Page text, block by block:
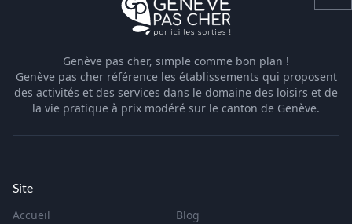
Genève pas cher, simple comme bon plan !
Genève pas cher référence les établissements qui proposent
des activités et des services dans le domaine des loisirs et de
la vie pratique à prix modéré sur le canton de Genève.
Site
Accueil
Blog